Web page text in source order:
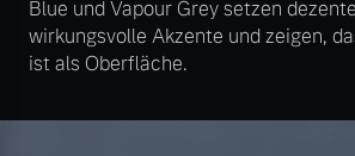
Blue und Vapour Grey setzen
wirkungsvolle Akzente und zeigen,
ist als Oberfläche.